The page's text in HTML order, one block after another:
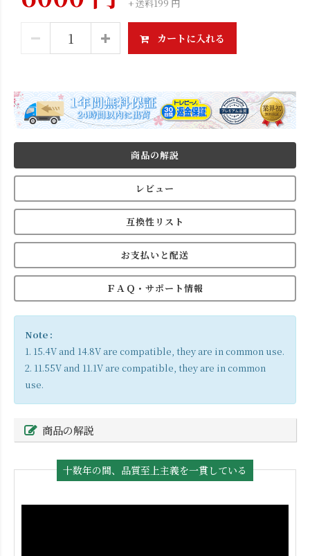
+ 送料199 円
カートに入れる
商品の解説
レビュー
互換性リスト
お支払いと配送
ＦＡＱ・サポート情報
Note :
1. 15.4V and 14.8V are compatible, they are in common use.
2. 11.55V and 11.1V are compatible, they are in common
use.
商品の解説
十数年の間、品質至上主義を一貫している